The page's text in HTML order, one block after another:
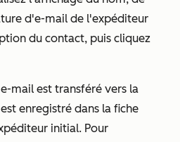
d'e-mail de l'expéditeur
du contact, puis cliquez
mail est transféré vers la
enregistré dans la fiche
initial. Pour